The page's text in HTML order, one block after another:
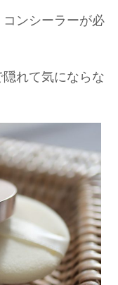
ンシーラーが必
れて気にならな